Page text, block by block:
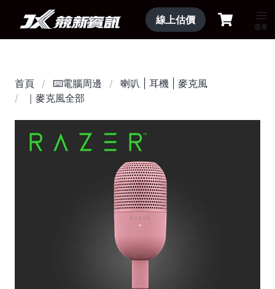
線上估價
選單
首頁 ⌨️電腦周邊
喇叭 | 耳機 | 麥克風
｜麥克風全部